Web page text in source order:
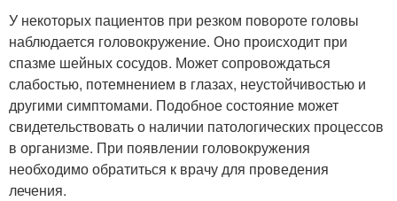
У некоторых пациентов при резком повороте головы
наблюдается головокружение. Оно происходит при
спазме шейных сосудов. Может сопровождаться
слабостью, потемнением в глазах, неустойчивостью и
другими симптомами. Подобное состояние может
свидетельствовать о наличии патологических процессов
в организме. При появлении головокружения
необходимо обратиться к врачу для проведения
лечения.